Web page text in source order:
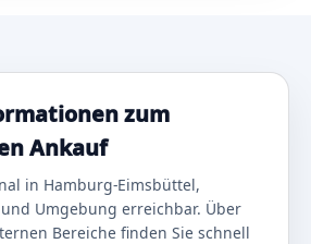
zum
Ankauf
in Hamburg-Eimsbüttel,
Umgebung erreichbar. Über
Bereiche finden Sie schnell